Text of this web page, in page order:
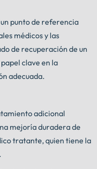
un punto de referencia
médicos y las
de recuperación de un
clave en la
adecuada.
adicional
mejoría duradera de
tratante, quien tiene la